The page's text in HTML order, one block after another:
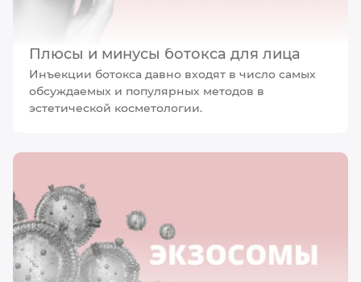
Плюсы и минусы ботокса для лица
Инъекции ботокса давно входят в число самых
обсуждаемых и популярных методов в
эстетической косметологии.